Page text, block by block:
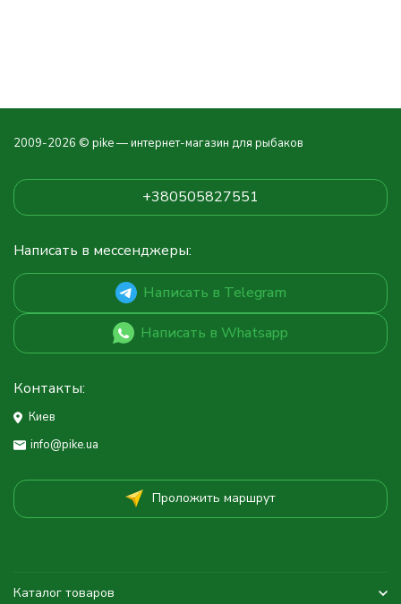
2009-2026 © pike — интернет-магазин для рыбаков
+380505827551
Написать в мессенджеры:
Написать в Telegram
Написать в Whatsapp
Контакты:
Киев
info@pike.ua
Проложить маршрут
Каталог товаров